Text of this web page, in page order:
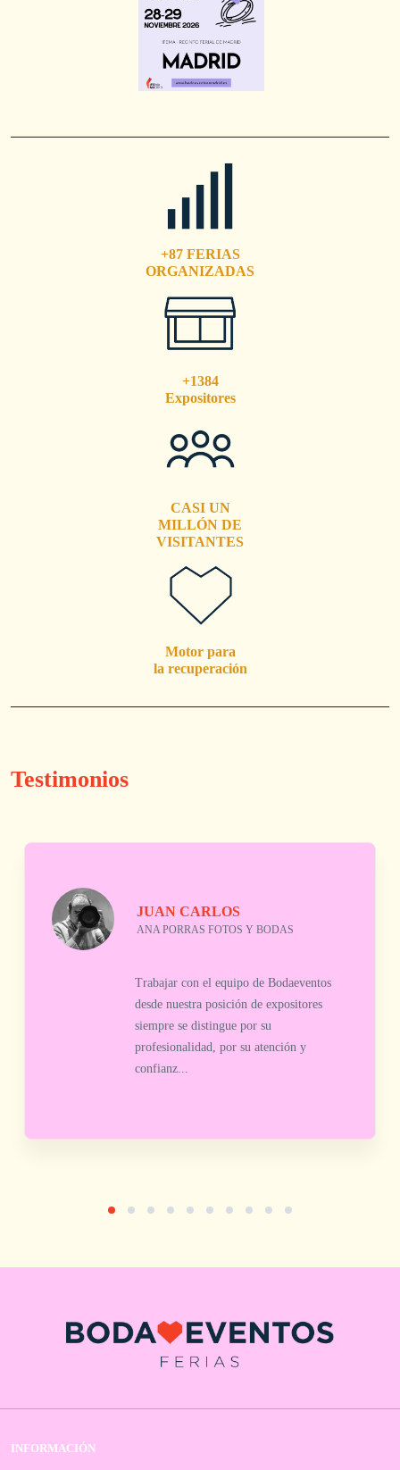
+87 FERIAS
ORGANIZADAS
+1384
Expositores
CASI UN
MILLÓN DE
VISITANTES
Motor para
la recuperación
Testimonios
JUAN CARLOS
ANA PORRAS FOTOS Y BODAS
Trabajar con el equipo de Bodaeventos
desde nuestra posición de expositores
siempre se distingue por su
profesionalidad, por su atención y
confianz...
INFORMACIÓN